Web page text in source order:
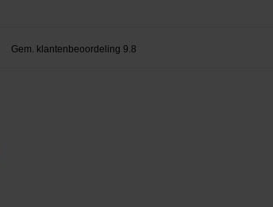
Gem. klantenbeoordeling 9.8